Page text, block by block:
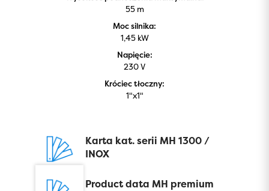
55 m
Moc silnika:
1,45 kW
Napięcie:
230 V
Króciec tłoczny:
1"x1"
Karta kat. serii MH 1300 /
INOX
Product data MH premium